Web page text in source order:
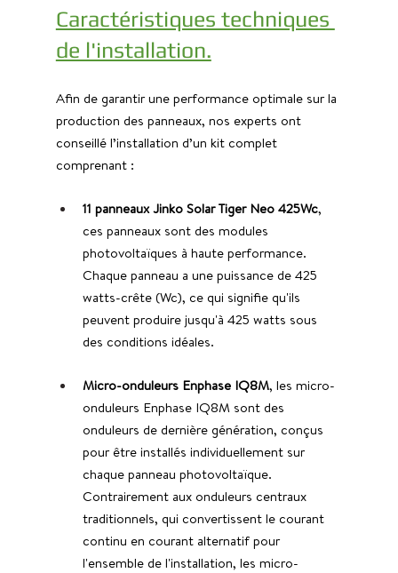
Caractéristiques techniques
de l'installation.
Afin de garantir une performance optimale sur la
production des panneaux, nos experts ont
conseillé l’installation d’un kit complet
comprenant :
11 panneaux Jinko Solar Tiger Neo 425Wc,
ces panneaux sont des modules
photovoltaïques à haute performance.
Chaque panneau a une puissance de 425
watts-crête (Wc), ce qui signifie qu'ils
peuvent produire jusqu'à 425 watts sous
des conditions idéales.
Micro-onduleurs Enphase IQ8M, les micro-
onduleurs Enphase IQ8M sont des
onduleurs de dernière génération, conçus
pour être installés individuellement sur
chaque panneau photovoltaïque.
Contrairement aux onduleurs centraux
traditionnels, qui convertissent le courant
continu en courant alternatif pour
l'ensemble de l'installation, les micro-